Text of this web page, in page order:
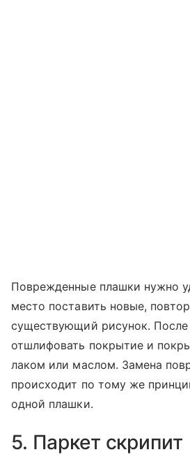
Поврежденные плашки нужно
место поставить новые,
существующий рисунок.
отшлифовать покрытие и
лаком или маслом. Замена
происходит по тому же
одной плашки.
5. Паркет скрипит